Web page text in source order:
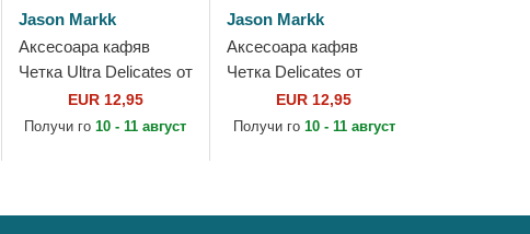
Jason Markk
Аксесоара кафяв
Четка Ultra Delicates от
Jason Markk
EUR 12,95
Получи го10 - 11 август
Jason Markk
Аксесоара кафяв
Четка Delicates от
Jason Markk
EUR 12,95
Получи го 10 - 11 август